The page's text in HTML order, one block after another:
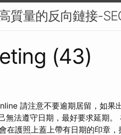
質量的反向鏈接-
(43)
請注意不要逾期居留，如果
法遵守日期，最好要求延期。
在護照上蓋上帶有日期的印章